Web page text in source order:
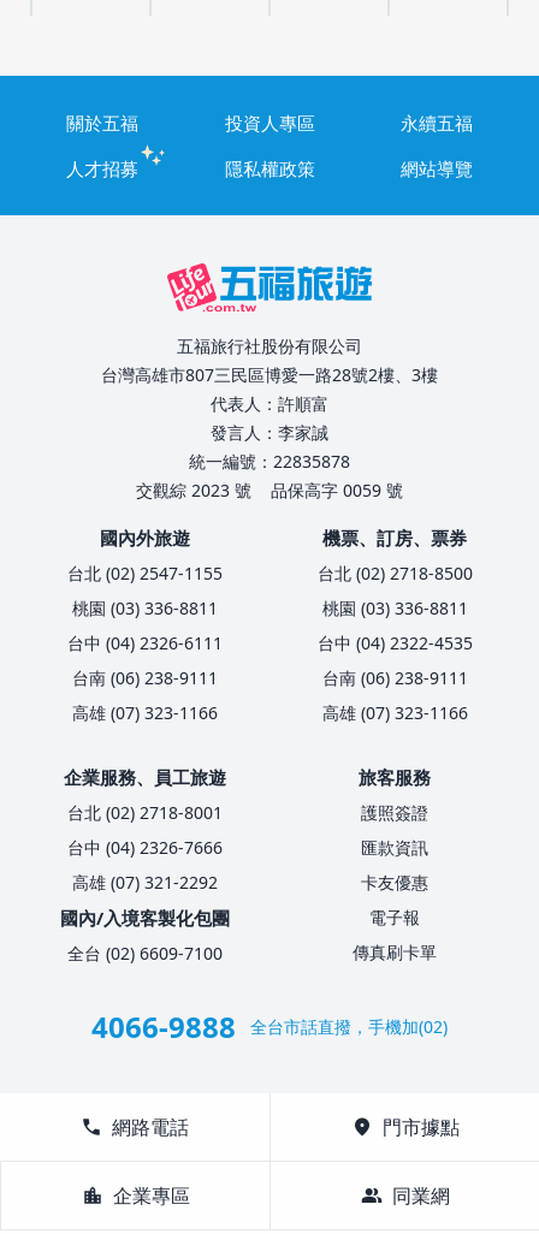
關於五福 投資人專區
永續五福
人才招募
隱私權政策 網站導覽
五福旅行社股份有限公司
台灣高雄市807三民區博愛一路28號2樓、3樓
代表人：許順富
發言人：李家誠
統一編號：22835878
交觀綜 2023 號
品保高字 0059 號
國內外旅遊
台北 (02) 2547-1155
桃園 (03) 336-8811
台中 (04) 2326-6111
台南 (06) 238-9111
高雄 (07) 323-1166
機票、訂房、票券
台北 (02) 2718-8500
桃園 (03) 336-8811
台中 (04) 2322-4535
台南 (06) 238-9111
高雄 (07) 323-1166
企業服務、員工旅遊
台北 (02) 2718-8001
台中 (04) 2326-7666
高雄 (07) 321-2292
國內/入境客製化包團
全台 (02) 6609-7100
旅客服務
護照簽證
匯款資訊
卡友優惠
電子報
傳真刷卡單
4066-9888 全台市話直撥，手機加(02)
call 網路電話 location_on 門市據點
location_city 企業專區 group 同業網